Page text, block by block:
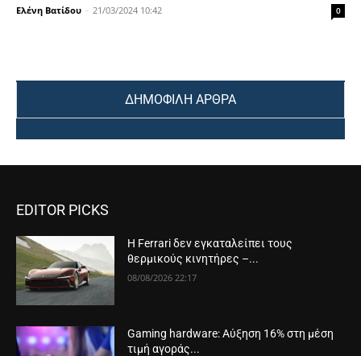
Ελένη Βατίδου - 21/03/2024 10:42 0
ΔΗΜΟΦΙΛΗ ΑΡΘΡΑ
EDITOR PICKS
Η Ferrari δεν εγκαταλείπει τους
θερμικούς κινητήρες –...
08/08/2026 22:17
Gaming hardware: Αύξηση 16% στη μέση
τιμή αγοράς...